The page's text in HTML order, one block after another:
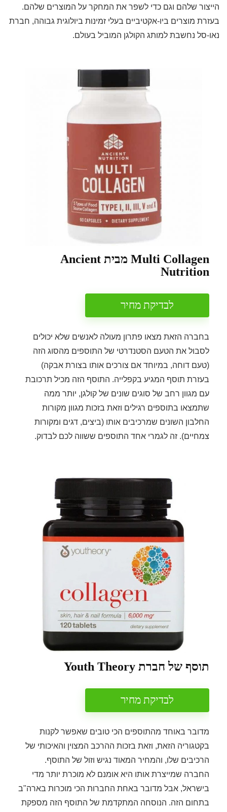
הייצור שלהם וגם כדי לשפר את המחקר על המוצרים שלהם.
בעזרת מוצרים ביו-אקטיביים בעלי זמינות ביולוגית גבוהה, חברת
נאו-סל נחשבת למותג הקולגן המוביל בעולם.
Multi Collagen מבית Ancient
Nutrition
לבדיקת מחיר
בחברה הזאת מצאו פתרון מעולה לאנשים שלא יכולים
לסבול את הטעם הסטנדרטי של התוספים מהסוג הזה
(טעם דוחה, במיוחד אם צורכים אותו בצורת אבקה)
בעזרת תוסף המגיע בקפלייה. התוסף הזה מכיל תרכובת
עם מגוון רחב של סוגים שונים של קולגן, יותר ממה
שתמצאו בתוספים רגילים וזאת בזכות מגוון מקורות
החלבון השונים שמרכיבים אותו (ביצים, דגים ומקורות
צמחיים). זה לגמרי אחד התוספים ששווה לכם לבדוק.
תוסף של חברת Youth Theory
לבדיקת מחיר
מדובר באוחד מהתוספים הכי טובים שאפשר לקנות
בקטגוריה הזאת, וזאת בזכות ההרכב המצוין והאיכותי של
הרכיבים שלו, והמחיר המאוד נגיש וזול של התוסף.
החברה שמייצרת אותו היא אומנם לא מוכרת יותר מדי
בישראל, אבל מדובר באחת החברות הכי מוכרות בארה"ב
בתחום הזה. הנוסחה המתקדמת של התוסף הזה מספקת